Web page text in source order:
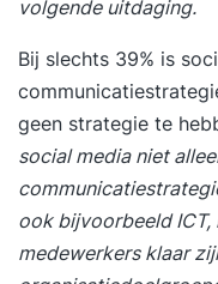
volgende uitdaging.
Bij slechts 39% is
geen strategie te
social media niet
ook bijvoorbeeld ICT,
medewerkers klaar